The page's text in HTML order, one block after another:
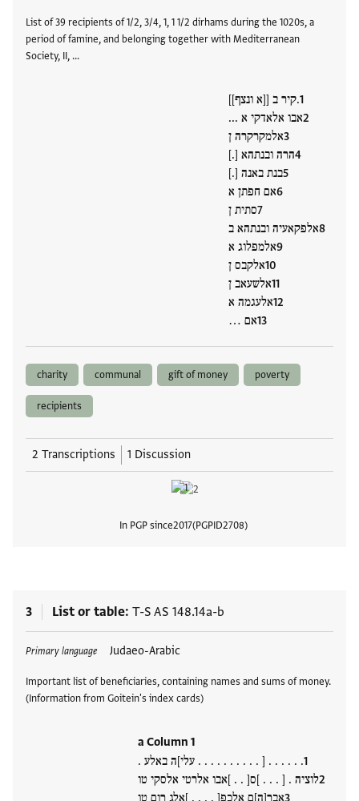
List of 39 recipients of 1/2, 3/4, 1, 1 1/2 dirhams during the 1020s, a
period of famine, and belonging together with Mediterranean
Society, II, …
.קיר ב [[א ונצף]]
אבו אלאדקי א ...
אלמקרקרה ן
הרה ובנתהא [.]
בנת באנה [.]
אם חפתן א
סתית ן
אלפקאעיה ובנתהא ב
אלמפלוג א
אלקבס ן
אלשעאב ן
אלעגמה א
אם …
charity communal gift of money poverty
recipients
2 Transcriptions 1 Discussion
In PGP since2017 PGPID2708
3 List or table T-S AS 148.14a-b
Primary language Judaeo-Arabic
Important list of beneficiaries, containing names and sums of money.
(Information from Goitein's index cards)
a Column 1
. . . . . . [ . . . . . . . . . . עלי]ה באלע .
לוציה . [ . . . ]ס[ . . ]אבו אלרטי אלסקי טו
Tags